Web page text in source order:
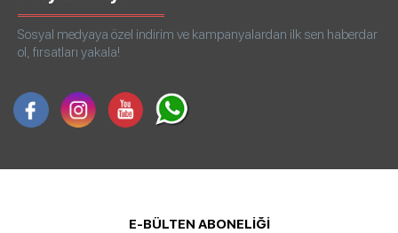
Sosyal medyaya özel indirim ve kampanyalardan ilk sen haberdar
ol, fırsatları yakala!
E-BÜLTEN ABONELİĞİ